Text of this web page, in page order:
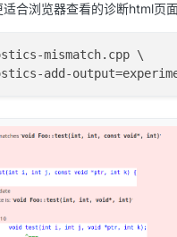
合浏览器查看的诊断html页
mismatch.cpp \